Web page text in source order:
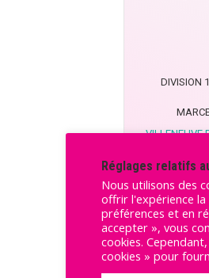
DIVISION
VILLENEUVE
Réglages relatifs
Nous utilisons des
offrir l'expérience
préférences et en
accepter », vous
cookies.
cookies » pour